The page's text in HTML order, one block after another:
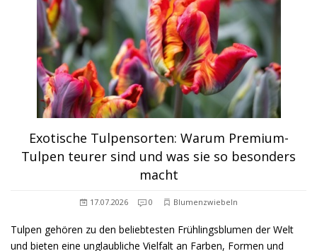
Exotische Tulpensorten: Warum Premium-
Tulpen teurer sind und was sie so besonders
macht
17.07.2026 0 Blumenzwiebeln
Tulpen gehören zu den beliebtesten Frühlingsblumen der Welt
und bieten eine unglaubliche Vielfalt an Farben, Formen und